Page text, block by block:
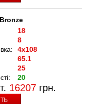
18
8
4x108
65.1
25
20
16207 грн.